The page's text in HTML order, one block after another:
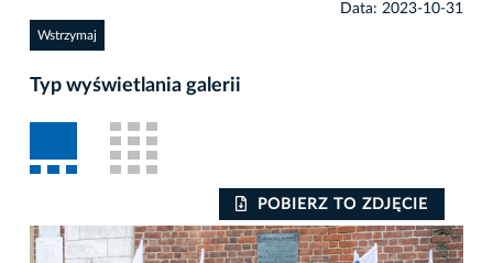
Data: 2023-10-31
Wstrzymaj
Typ wyświetlania galerii
POBIERZ TO ZDJĘCIE